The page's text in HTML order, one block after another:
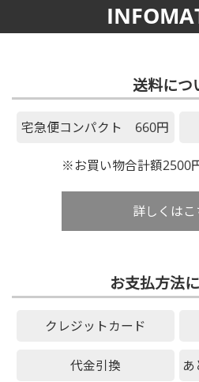
送料につ
宅急便コンパクト 660円
※お買い物合計額2500
詳しくはこ
お支払方法
クレジットカード
代金引換 あ